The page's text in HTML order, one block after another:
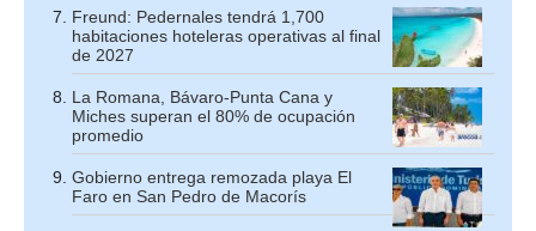
Freund: Pedernales tendrá 1,700
habitaciones hoteleras operativas al final
de 2027
La Romana, Bávaro-Punta Cana y
Miches superan el 80% de ocupación
promedio
Gobierno entrega remozada playa El
Faro en San Pedro de Macorís